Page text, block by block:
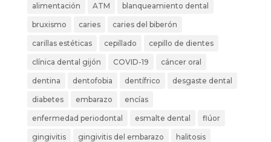
alimentación ATM blanqueamiento dental
bruxismo caries caries del biberón
carillas estéticas cepillado cepillo de dientes
clínica dental gijón COVID-19 cáncer oral
dentina dentofobia dentífrico desgaste dental
diabetes embarazo encías
enfermedad periodontal esmalte dental flúor
gingivitis gingivitis del embarazo halitosis